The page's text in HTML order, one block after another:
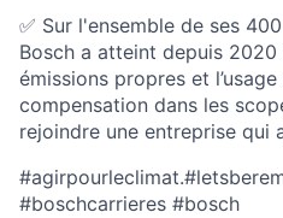
✅ Sur l'ensemble de ses
Bosch a atteint depuis 2020
émissions propres et
compensation dans les
rejoindre une entreprise qui
#boschcarrieres #bosch